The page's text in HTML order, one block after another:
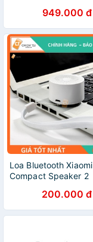
Redmi TV Soundbar
949.000 đ
Loa Bluetooth Xiaomi
Compact Speaker 2
200.000 đ